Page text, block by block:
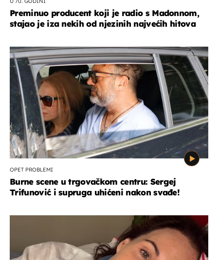
Preminuo producent koji je radio s Madonnom,
stajao je iza nekih od njezinih najvećih hitova
OPET PROBLEMI
Burne scene u trgovačkom centru: Sergej
Trifunović i supruga uhićeni nakon svađe!